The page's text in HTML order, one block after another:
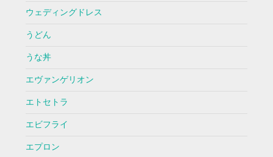
ウェディングドレス
うどん
うな丼
エヴァンゲリオン
エトセトラ
エビフライ
エプロン